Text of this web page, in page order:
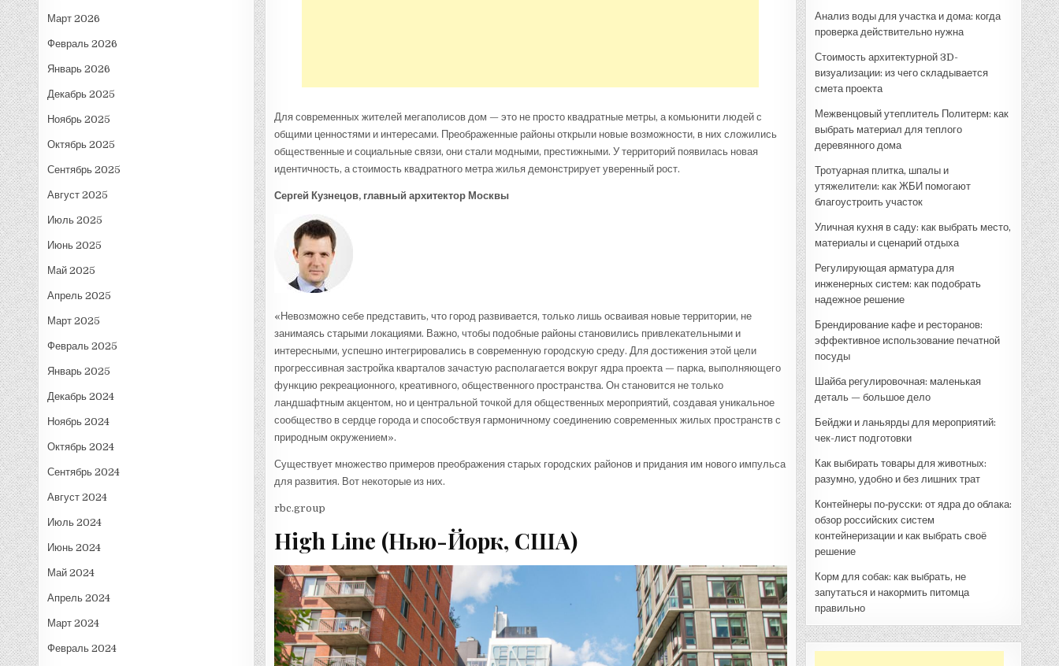
Март 2026
Февраль 2026
Январь 2026
Декабрь 2025
Ноябрь 2025
Октябрь 2025
Сентябрь 2025
Август 2025
Июль 2025
Июнь 2025
Май 2025
Апрель 2025
Март 2025
Февраль 2025
Январь 2025
Декабрь 2024
Ноябрь 2024
Октябрь 2024
Сентябрь 2024
Август 2024
Июль 2024
Июнь 2024
Май 2024
Апрель 2024
Март 2024
Февраль 2024
Для современных жителей мегаполисов дом — это не просто квадратные метры, а комьюнити людей с
общими ценностями и интересами. Преображенные районы открыли новые возможности, в них сложились
общественные и социальные связи, они стали модными, престижными. У территорий появилась новая
идентичность, а стоимость квадратного метра жилья демонстрирует уверенный рост.
Сергей Кузнецов, главный архитектор Москвы
«Невозможно себе представить, что город развивается, только лишь осваивая новые территории, не
занимаясь старыми локациями. Важно, чтобы подобные районы становились привлекательными и
интересными, успешно интегрировались в современную городскую среду. Для достижения этой цели
прогрессивная застройка кварталов зачастую располагается вокруг ядра проекта — парка, выполняющего
функцию рекреационного, креативного, общественного пространства. Он становится не только
ландшафтным акцентом, но и центральной точкой для общественных мероприятий, создавая уникальное
сообщество в сердце города и способствуя гармоничному соединению современных жилых пространств с
природным окружением».
Существует множество примеров преображения старых городских районов и придания им нового импульса
для развития. Вот некоторые из них.
rbc.group
High Line (Нью-Йорк, США)
Анализ воды для участка и дома: когда
проверка действительно нужна
Стоимость архитектурной 3D-
визуализации: из чего складывается
смета проекта
Межвенцовый утеплитель Политерм: как
выбрать материал для теплого
деревянного дома
Тротуарная плитка, шпалы и
утяжелители: как ЖБИ помогают
благоустроить участок
Уличная кухня в саду: как выбрать место,
материалы и сценарий отдыха
Регулирующая арматура для
инженерных систем: как подобрать
надежное решение
Брендирование кафе и ресторанов:
эффективное использование печатной
посуды
Шайба регулировочная: маленькая
деталь — большое дело
Бейджи и ланьярды для мероприятий:
чек-лист подготовки
Как выбирать товары для животных:
разумно, удобно и без лишних трат
Контейнеры по‑русски: от ядра до облака:
обзор российских систем
контейнеризации и как выбрать своё
решение
Корм для собак: как выбрать, не
запутаться и накормить питомца
правильно